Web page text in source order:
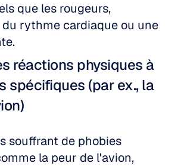
que les rougeurs,
rythme cardiaque ou une
réactions physiques à
spécifiques (par ex., la
souffrant de phobies
la peur de l'avion,